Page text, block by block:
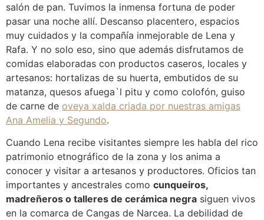
salón de pan. Tuvimos la inmensa fortuna de poder
pasar una noche allí. Descanso placentero, espacios
muy cuidados y la compañía inmejorable de Lena y
Rafa. Y no solo eso, sino que además disfrutamos de
comidas elaboradas con productos caseros, locales y
artesanos: hortalizas de su huerta, embutidos de su
matanza, quesos afuega`l pitu y como colofón, guiso
de carne de oveya xalda criada por nuestras amigas
Ana Amelia y Segundo.
Cuando Lena recibe visitantes siempre les habla del rico
patrimonio etnográfico de la zona y los anima a
conocer y visitar a artesanos y productores. Oficios tan
importantes y ancestrales como cunqueiros,
madreñeros o talleres de cerámica negra siguen vivos
en la comarca de Cangas de Narcea. La debilidad de